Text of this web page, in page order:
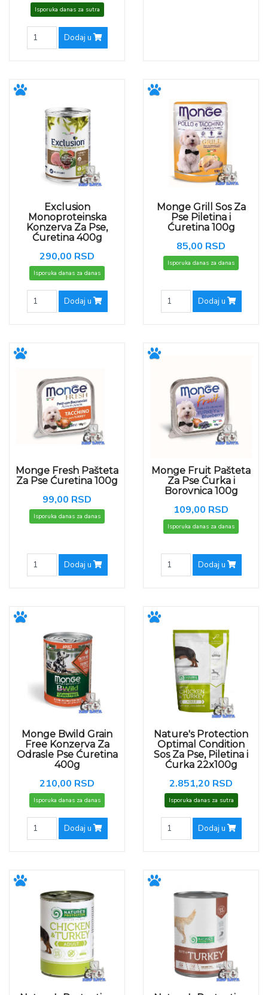
Isporuka danas za sutra
Dodaj u
Exclusion
Monoproteinska
Konzerva Za Pse,
Ćuretina 400g
290,00 RSD
Isporuka danas za danas
Dodaj u
Monge Grill Sos Za
Pse Piletina i
Ćuretina 100g
85,00 RSD
Isporuka danas za danas
Dodaj u
Monge Fresh Pašteta
Za Pse Ćuretina 100g
99,00 RSD
Isporuka danas za danas
Dodaj u
Monge Fruit Pašteta
Za Pse Ćurka i
Borovnica 100g
109,00 RSD
Isporuka danas za danas
Dodaj u
Monge Bwild Grain
Free Konzerva Za
Odrasle Pse Ćuretina
400g
210,00 RSD
Isporuka danas za danas
Dodaj u
Nature's Protection
Optimal Condition
Sos Za Pse, Piletina i
Ćurka 22x100g
2.851,20 RSD
Isporuka danas za sutra
Dodaj u